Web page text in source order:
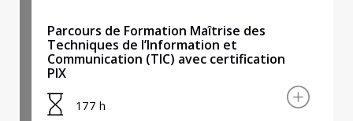
Parcours de Formation Maîtrise des
Techniques de l’Information et
Communication (TIC) avec certification
PIX
177 h